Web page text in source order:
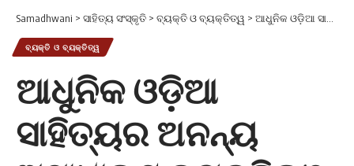
Samadhwani > ସାହିତ୍ୟ ସଂସ୍କୃତି > ବ୍ୟକ୍ତି ଓ ବ୍ୟକ୍ତିତ୍ୱ > ଆଧୁନିକ ଓଡ଼ିଆ ସାହିତ୍ୟର ଅନନ୍ୟ ଅସାଧାରଣ ବ୍ୟକ୍ତିତ୍ୱ ରେବା ରାୟ
ବ୍ୟକ୍ତି ଓ ବ୍ୟକ୍ତିତ୍ୱ
ଆଧୁନିକ ଓଡ଼ିଆ
ସାହିତ୍ୟର ଅନନ୍ୟ